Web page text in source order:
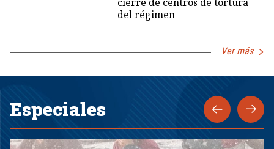
del régimen
Ver más
Especiales